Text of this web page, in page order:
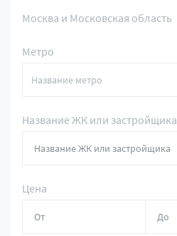
Москва и Московская область
Метро
Название ЖК или застройщика
Цена